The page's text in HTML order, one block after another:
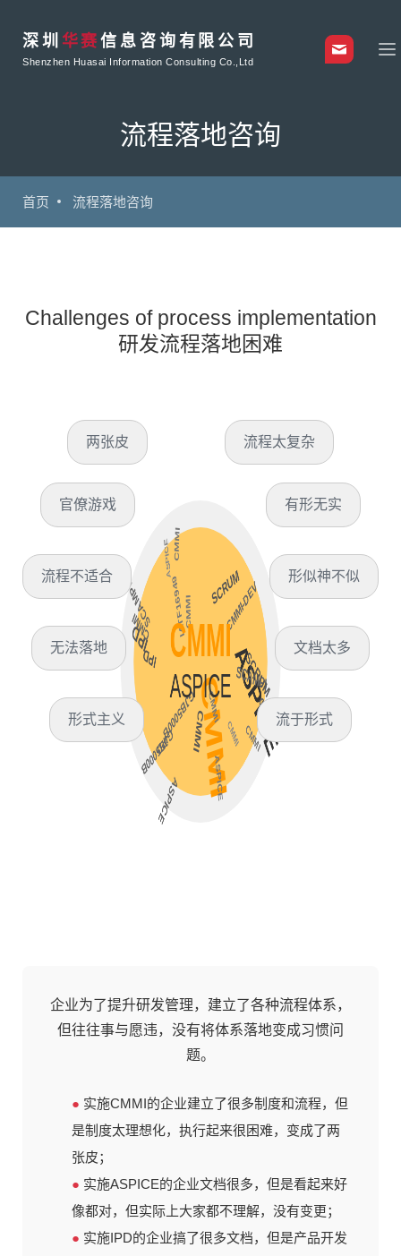
深圳 华赛信息咨询有限公司
Shenzhen Huasai Information Consulting Co.,Ltd
流程落地咨询
首页 流程落地咨询
Challenges of process implementation
研发流程落地困难
两张皮
官僚游戏
流程不适合
无法落地
形式主义
流程太复杂
有形无实
形似神不似
文档太多
流于形式
企业为了提升研发管理，建立了各种流程体系，
但往往事与愿违，没有将体系落地变成习惯问
题。
● 实施CMMI的企业建立了很多制度和流程，但
是制度太理想化，执行起来很困难，变成了两
张皮；
● 实施ASPICE的企业文档很多，但是看起来好
像都对，但实际上大家都不理解，没有变更；
● 实施IPD的企业搞了很多文档，但是产品开发